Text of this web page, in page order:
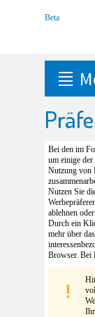
Bei den im
um einige
Nutzung von
Nutzen Sie
ablehnen
Durch ein
mehr über
Browser. Bei